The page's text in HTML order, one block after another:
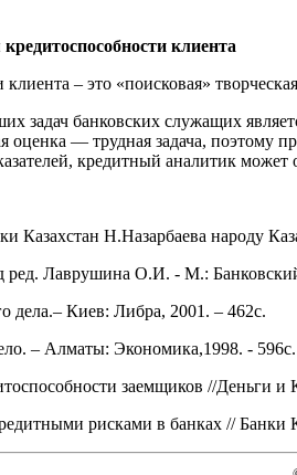
клиента
– это «поисковая»
задач банковских служащих
оценка — трудная задача, поэтому
кредитный аналитик
Казахстан Н.Назарбаева народу
ред. Лаврушина О.И. - М.:
Киев: Либра, 2001. – 462с.
– Алматы: Экономика,1998. - 596с.
заемщиков //Деньги
рисками в банках // Банки